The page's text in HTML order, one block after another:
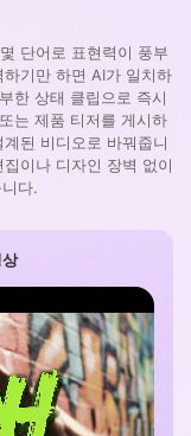
단어로 표현력이 풍부
기만 하면 AI가 일치하
한 상태 클립으로 즉시
는 제품 티저를 게시하
된 비디오로 바꿔줍니
이나 디자인 장벽 없이
다.